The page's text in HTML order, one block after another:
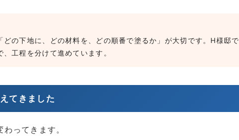
の下地に、どの材料を、どの順番で塗るか」が大切です。H様邸で
工程を分けて進めています。
てきました
ってきます。